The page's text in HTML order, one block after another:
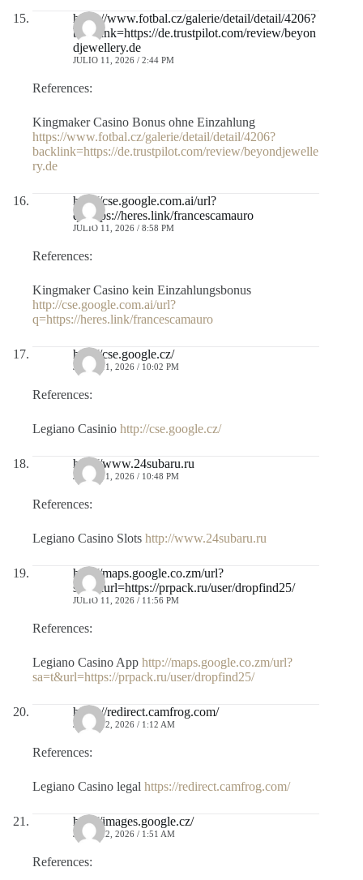
https://www.fotbal.cz/galerie/detail/detail/4206?
backlink=https://de.trustpilot.com/review/beyon
djewellery.de
JULIO 11, 2026 / 2:44 PM
References:
Kingmaker Casino Bonus ohne Einzahlung
https://www.fotbal.cz/galerie/detail/detail/4206?
backlink=https://de.trustpilot.com/review/beyondjewelle
ry.de
http://cse.google.com.ai/url?
q=https://heres.link/francescamauro
JULIO 11, 2026 / 8:58 PM
References:
Kingmaker Casino kein Einzahlungsbonus
http://cse.google.com.ai/url?
q=https://heres.link/francescamauro
http://cse.google.cz/
JULIO 11, 2026 / 10:02 PM
References:
Legiano Casinio http://cse.google.cz/
http://www.24subaru.ru
JULIO 11, 2026 / 10:48 PM
References:
Legiano Casino Slots http://www.24subaru.ru
http://maps.google.co.zm/url?
sa=t&url=https://prpack.ru/user/dropfind25/
JULIO 11, 2026 / 11:56 PM
References:
Legiano Casino App http://maps.google.co.zm/url?
sa=t&url=https://prpack.ru/user/dropfind25/
https://redirect.camfrog.com/
JULIO 12, 2026 / 1:12 AM
References:
Legiano Casino legal https://redirect.camfrog.com/
http://images.google.cz/
JULIO 12, 2026 / 1:51 AM
References: